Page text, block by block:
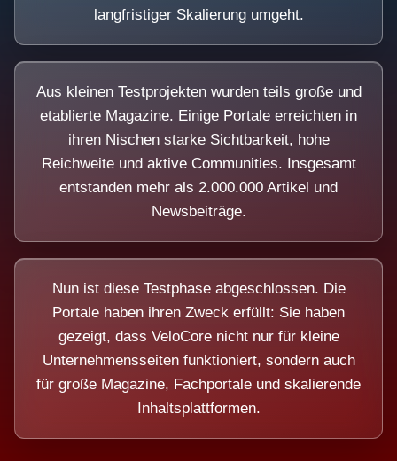
langfristiger Skalierung umgeht.
Aus kleinen Testprojekten wurden teils große und
etablierte Magazine. Einige Portale erreichten in
ihren Nischen starke Sichtbarkeit, hohe
Reichweite und aktive Communities. Insgesamt
entstanden mehr als 2.000.000 Artikel und
Newsbeiträge.
Nun ist diese Testphase abgeschlossen. Die
Portale haben ihren Zweck erfüllt: Sie haben
gezeigt, dass VeloCore nicht nur für kleine
Unternehmensseiten funktioniert, sondern auch
für große Magazine, Fachportale und skalierende
Inhaltsplattformen.